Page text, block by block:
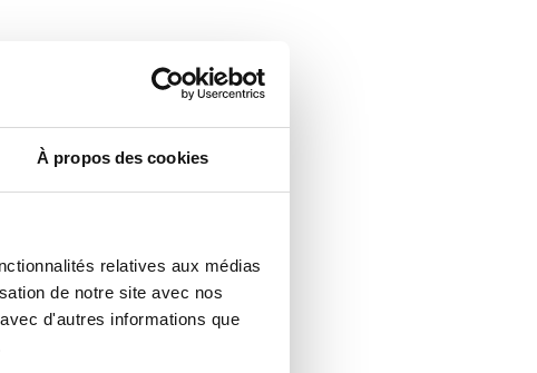
À propos des cookies
relatives aux médias
de notre site avec nos
d'autres informations que